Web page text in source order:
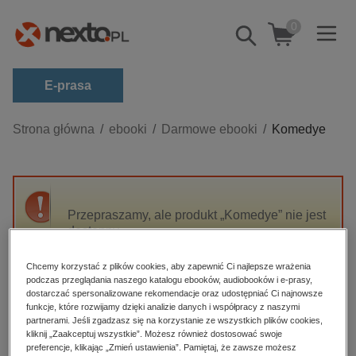
Pokaż/schowaj
wyszukiwarkę
0
E-prasa
Kategorie
biznesowe, branżowe, gospodarka
dzienniki
edukacja
hobby, sport, rozrywka
komputery, internet, technologie, informatyka
Strona główna ebooki Darmowe ebooki Komedye
Przepraszamy, ale produkt „Komedye” nie jest
dostępny.
High-contrast mode
Polecane
Chcemy korzystać z plików cookies, aby zapewnić Ci najlepsze wrażenia
podczas przeglądania naszego katalogu ebooków, audiobooków i e-prasy,
dostarczać spersonalizowane rekomendacje oraz udostępniać Ci najnowsze
funkcje, które rozwijamy dzięki analizie danych i współpracy z naszymi
partnerami. Jeśli zgadzasz się na korzystanie ze wszystkich plików cookies,
kliknij „Zaakceptuj wszystkie”. Możesz również dostosować swoje
preferencje, klikając „Zmień ustawienia”. Pamiętaj, że zawsze możesz